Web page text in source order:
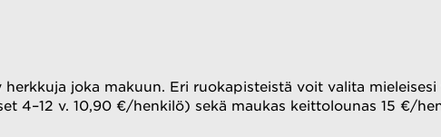
joka makuun. Eri ruokapisteistä voit valita
4–12 v. 10,90 €/henkilö) sekä maukas keittolounas 15 €/